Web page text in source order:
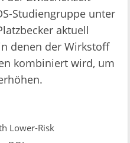
Studiengruppe unter
aktuell
denen der Wirkstoff
kombiniert wird, um
Lower-Risk